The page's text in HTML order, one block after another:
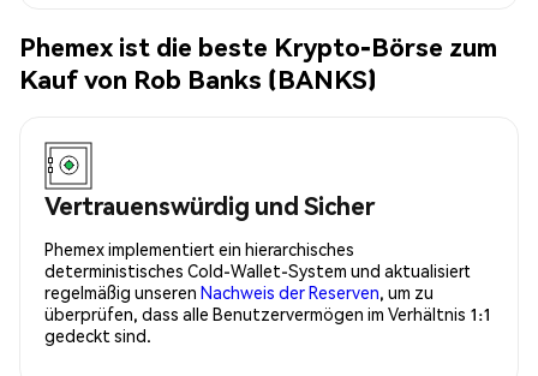
Phemex ist die beste Krypto-Börse zum
Kauf von Rob Banks (BANKS)
Vertrauenswürdig und Sicher
Phemex implementiert ein hierarchisches
deterministisches Cold-Wallet-System und aktualisiert
regelmäßig unseren Nachweis der Reserven, um zu
überprüfen, dass alle Benutzervermögen im Verhältnis 1:1
gedeckt sind.